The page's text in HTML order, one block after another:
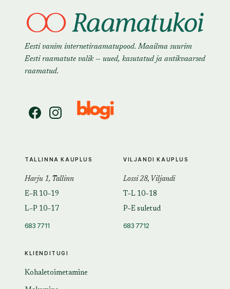
Eesti vanim internetiraamatupood. Maailma suurim
Eesti raamatute valik — uued, kasutatud ja antikvaarsed
raamatud.
KLIENDITUGI
Kohaletoimetamine
TALLINNA KAUPLUS
Harju 1, Tallinn
E–R 10–19
L–P 10–17
683 7711
VILJANDI KAUPLUS
Lossi 28, Viljandi
T–L 10–18
P–E suletud
683 7712